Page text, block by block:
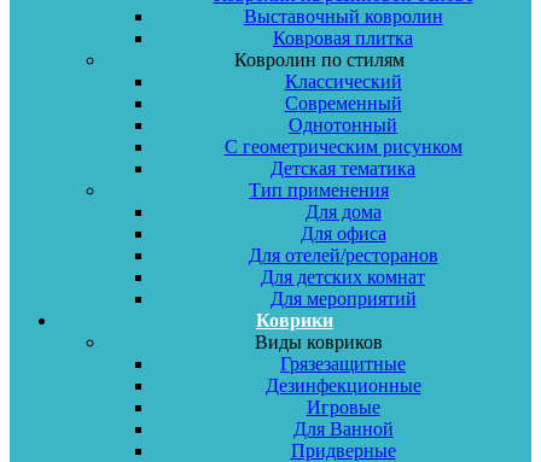
Выставочный ковролин
Ковровая плитка
Ковролин по стилям
Классический
Современный
Однотонный
С геометрическим рисунком
Детская тематика
Тип применения
Для дома
Для офиса
Для отелей/ресторанов
Для детских комнат
Для мероприятий
Коврики
Виды ковриков
Грязезащитные
Дезинфекционные
Игровые
Для Ванной
Придверные